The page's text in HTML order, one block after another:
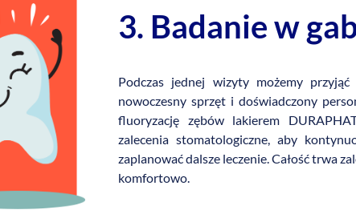
3. Badanie w
Podczas jednej wizyty możemy
nowoczesny sprzęt i doświadczony
fluoryzację zębów lakierem
zalecenia stomatologiczne, aby
zaplanować dalsze leczenie. Całość trwa
komfortowo.